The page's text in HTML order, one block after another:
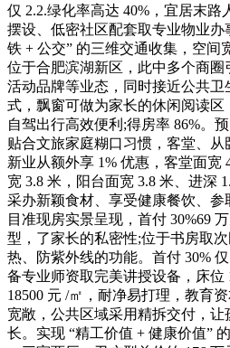
仅 2.2.绿化率高达 40%，宜居末
摆设、低密社区配套取专业物业办
铁 + 公交” 的三维交通收集，空间
位于合肥滨湖新区，此中多个商圈
活动品牌等业态，同时接近公共
式，飘窗可做为家长的休闲阅读区
自驾出行高效便利;得房率 86%。
贴合文旅家庭糊口习惯，客堂、从
新业从额外享 1% 优惠，客堂面宽
宽 3.8 米，阳台面宽 3.8 米、进深
采办新颖食材、享受健康餐饮、
目准现房实景呈现，首付 30%69
型，了家长的私密性;位于书房取
热、防紫外线的功能。首付 30%
备专业师资取完美讲授设备，床位
18500 元 /㎡，耐净易打理，教育
宽敞，公共区域采用精拆交付，
长。实现 “精工价值 + 健康价值”